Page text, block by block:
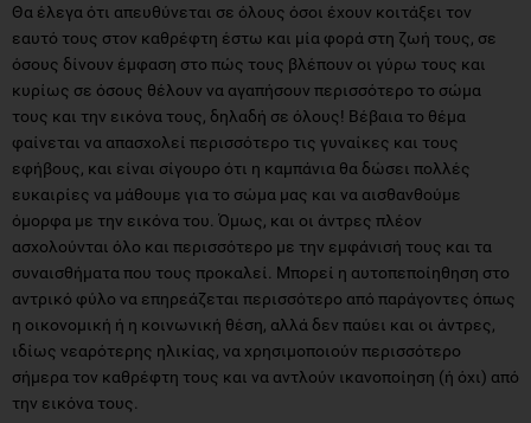
Θα έλεγα ότι απευθύνεται σε όλους όσοι έχουν κοιτάξει τον
εαυτό τους στον καθρέφτη έστω και μία φορά στη ζωή τους, σε
όσους δίνουν έμφαση στο πώς τους βλέπουν οι γύρω τους και
κυρίως σε όσους θέλουν να αγαπήσουν περισσότερο το σώμα
τους και την εικόνα τους, δηλαδή σε όλους! Βέβαια το θέμα
φαίνεται να απασχολεί περισσότερο τις γυναίκες και τους
εφήβους, και είναι σίγουρο ότι η καμπάνια θα δώσει πολλές
ευκαιρίες να μάθουμε για το σώμα μας και να αισθανθούμε
όμορφα με την εικόνα του. Όμως, και οι άντρες πλέον
ασχολούνται όλο και περισσότερο με την εμφάνισή τους και τα
συναισθήματα που τους προκαλεί. Μπορεί η αυτοπεποίηθηση στο
αντρικό φύλο να επηρεάζεται περισσότερο από παράγοντες όπως
η οικονομική ή η κοινωνική θέση, αλλά δεν παύει και οι άντρες,
ιδίως νεαρότερης ηλικίας, να χρησιμοποιούν περισσότερο
σήμερα τον καθρέφτη τους και να αντλούν ικανοποίηση (ή όχι) από
την εικόνα τους.